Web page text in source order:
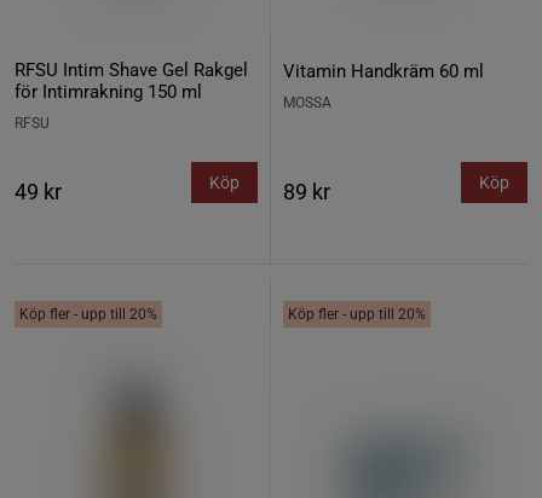
RFSU Intim Shave Gel Rakgel
för Intimrakning 150 ml
RFSU
49 kr Köp
Vitamin Handkräm 60 ml
MOSSA
89 kr Köp
Köp fler - upp till 20% Köp fler - upp till 20%